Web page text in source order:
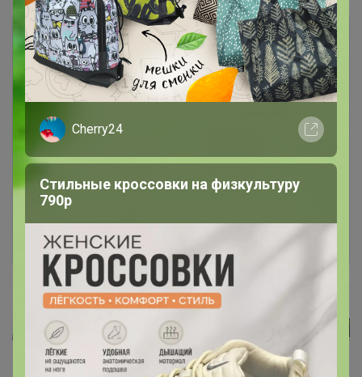
Чтобы ответить или задать вопрос
необходимо авторизоваться на сайте
Это займет меньше минуты
Cherry24
Стильные кроссовки на физкультуру
790р